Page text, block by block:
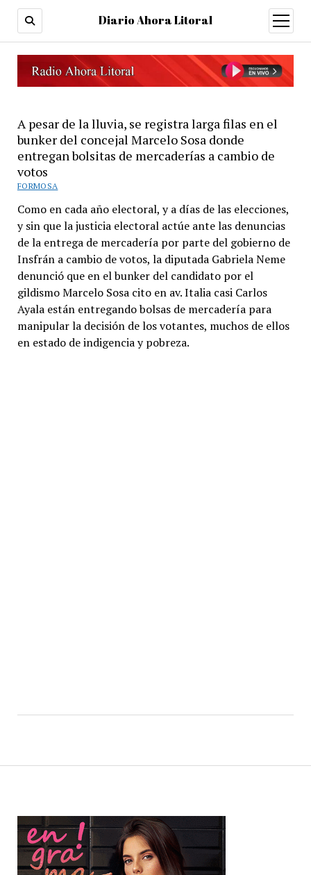
Diario Ahora Litoral
open
menu
A pesar de la lluvia, se registra larga filas en el
bunker del concejal Marcelo Sosa donde
entregan bolsitas de mercaderías a cambio de
votos
FORMOSA
Como en cada año electoral, y a días de las elecciones,
y sin que la justicia electoral actúe ante las denuncias
de la entrega de mercadería por parte del gobierno de
Insfrán a cambio de votos, la diputada Gabriela Neme
denunció que en el bunker del candidato por el
gildismo Marcelo Sosa cito en av. Italia casi Carlos
Ayala están entregando bolsas de mercadería para
manipular la decisión de los votantes, muchos de ellos
en estado de indigencia y pobreza.